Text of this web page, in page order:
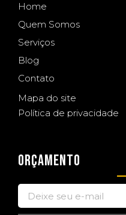
Home
Quem Somos
Serviços
Blog
Contato
Mapa do site
Política de privacidade
ORÇAMENTO